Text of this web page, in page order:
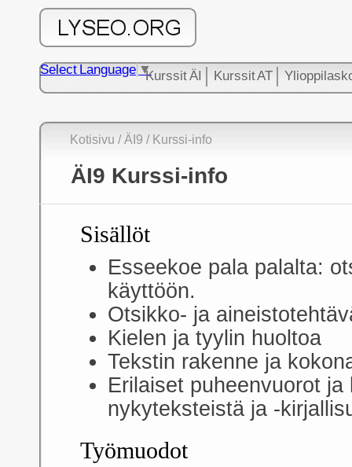
Kurssit ÄI Kurssit AT
Select Language ▼
Kotisivu / ÄI9 / Kurssi-info
ÄI9 Kurssi-info
Sisällöt
Esseekoe pala palalta:
käyttöön.
Otsikko- ja
Kielen ja tyylin huoltoa
Tekstin rakenne ja
Erilaiset puheenvuorot ja
nykyteksteistä ja -
Työmuodot